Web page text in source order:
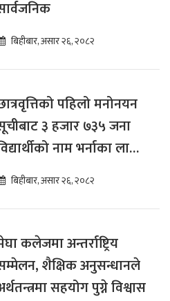
बिहीबार, असार २६, २०८२
पहिलो मनोनयन
३ हजार ७३५ जना
नाम भर्नाका लागि
बिहीबार, असार २६, २०८२
कलेजमा अन्तर्राष्ट्रिय
शैक्षिक अनुसन्धानले
सहयोग पुग्ने विश्वास